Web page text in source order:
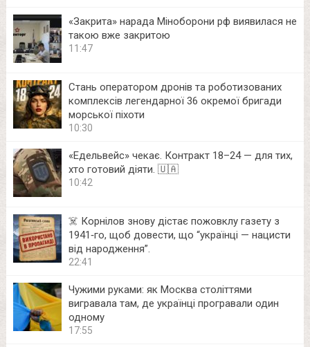
«Закрита» нарада Міноборони рф виявилася не
такою вже закритою
11:47
Стань оператором дронів та роботизованих
комплексів легендарної 36 окремої бригади
морської піхоти
10:30
«Едельвейс» чекає. Контракт 18–24 — для тих,
хто готовий діяти. 🇺🇦
10:42
☠️ Корнілов знову дістає пожовклу газету з
1941‑го, щоб довести, що “українці — нацисти
від народження”.
22:41
Чужими руками: як Москва століттями
вигравала там, де українці програвали один
одному
17:55